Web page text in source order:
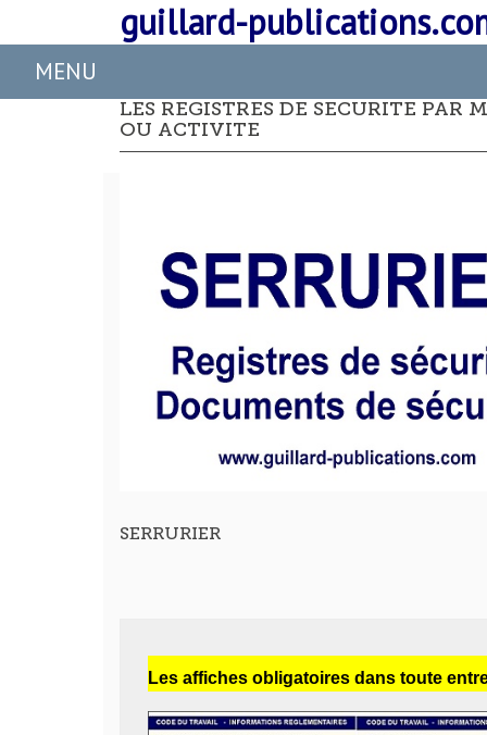
guillard-
LES REGISTRES DE SECURITE PAR
OU ACTIVITE
SERRURIER
Les affiches obligatoires dans toute